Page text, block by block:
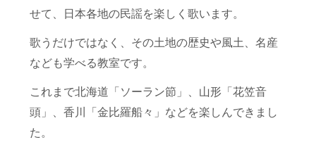
せて、日本各地の民謡を楽しく歌います。
歌うだけではなく、その土地の歴史や風土、名産
なども学べる教室です。
これまで北海道「ソーラン節」、山形「花笠音
頭」、香川「金比羅船々」などを楽しんできまし
た。